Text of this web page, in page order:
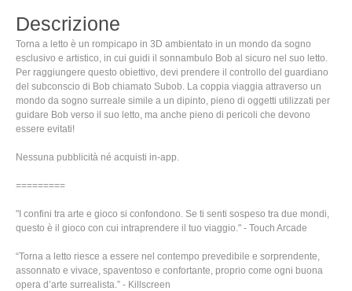
Descrizione
Torna a letto è un rompicapo in 3D ambientato in un mondo da sogno
esclusivo e artistico, in cui guidi il sonnambulo Bob al sicuro nel suo letto.
Per raggiungere questo obiettivo, devi prendere il controllo del guardiano
del subconscio di Bob chiamato Subob. La coppia viaggia attraverso un
mondo da sogno surreale simile a un dipinto, pieno di oggetti utilizzati per
guidare Bob verso il suo letto, ma anche pieno di pericoli che devono
essere evitati!
Nessuna pubblicità né acquisti in-app.
=========
"I confini tra arte e gioco si confondono. Se ti senti sospeso tra due mondi,
questo è il gioco con cui intraprendere il tuo viaggio." - Touch Arcade
“Torna a letto riesce a essere nel contempo prevedibile e sorprendente,
assonnato e vivace, spaventoso e confortante, proprio come ogni buona
opera d’arte surrealista.” - Killscreen